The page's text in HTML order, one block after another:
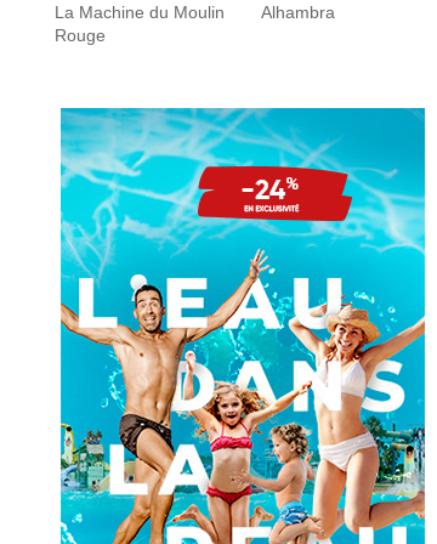
La Machine du Moulin
Rouge
Alhambra